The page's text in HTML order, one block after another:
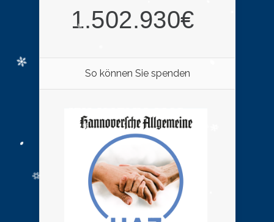
So können Sie spenden